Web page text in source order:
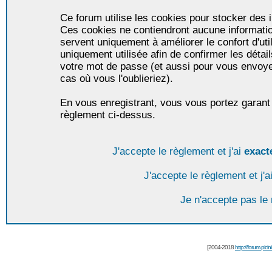
Ce forum utilise les cookies pour stocker des
Ces cookies ne contiendront aucune
servent uniquement à améliorer le confort
uniquement utilisée afin de confirmer les
votre mot de passe (et aussi pour vous
cas où vous l'oublieriez).
En vous enregistrant, vous vous portez
règlement ci-dessus.
J'accepte le règlement et j'ai
J'accepte le règlement et
Je n'accepte pas le
[2004-2018http://